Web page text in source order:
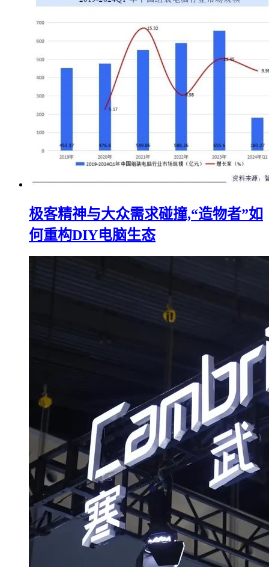
极客精神与大众需求碰撞,“造物者”如
何重构DIY电脑生态